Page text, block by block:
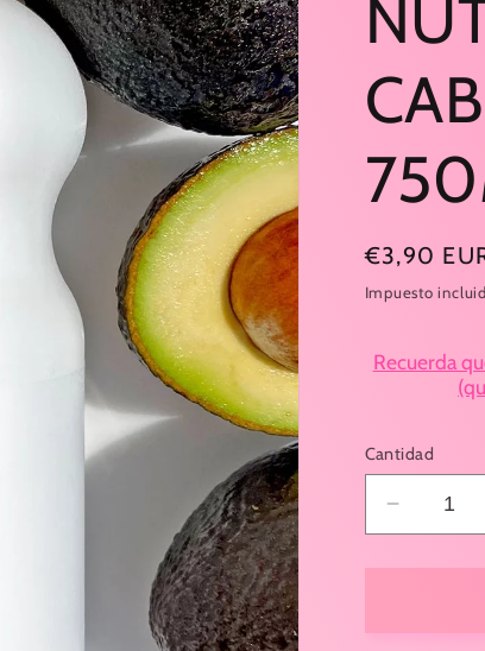
Precio
habitual
€3,90
Impuesto
Recuerda
Cantidad
Reducir
cantidad
para